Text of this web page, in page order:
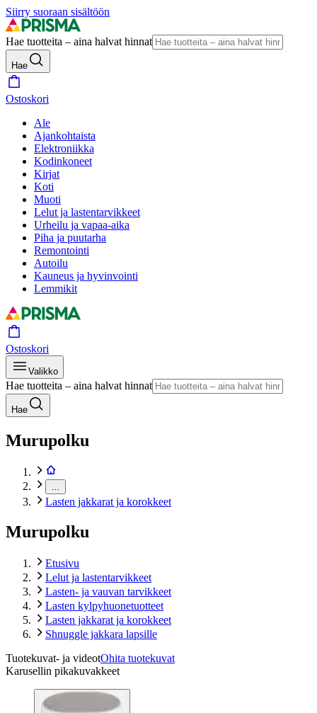
Siirry suoraan sisältöön
Hae tuotteita – aina halvat hinnat
Hae
Ostoskori
Ale
Ajankohtaista
Elektroniikka
Kodinkoneet
Kirjat
Koti
Muoti
Lelut ja lastentarvikkeet
Urheilu ja vapaa-aika
Piha ja puutarha
Remontointi
Autoilu
Kauneus ja hyvinvointi
Lemmikit
Ostoskori
Valikko
Hae tuotteita – aina halvat hinnat
Hae
Murupolku
Lasten jakkarat ja korokkeet
Murupolku
Etusivu
Lelut ja lastentarvikkeet
Lasten- ja vauvan tarvikkeet
Lasten kylpyhuonetuotteet
Lasten jakkarat ja korokkeet
Shnuggle jakkara lapsille
Tuotekuvat- ja videotOhita tuotekuvat
Karusellin pikakuvakkeet